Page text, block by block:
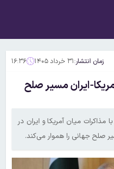
زمان انتشار:۳۱ خرداد ۱۴۰۵ ۱۶:۳۶
ایران مسیر صلح
مذاکرات میان آمریکا و ایران در
صلح جهانی را هموار می‌کند.